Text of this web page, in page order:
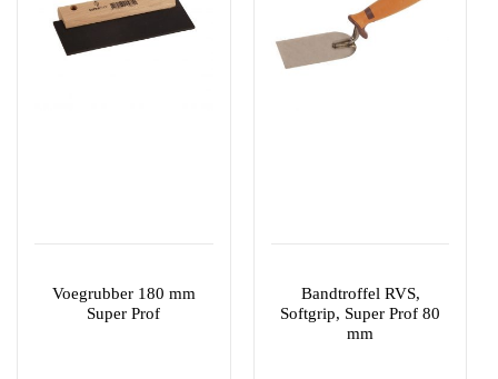
Voegrubber 180 mm
Super Prof
Bandtroffel RVS,
Softgrip, Super Prof 80
mm